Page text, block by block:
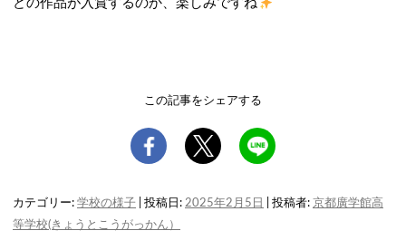
どの作品が入賞するのか、楽しみですね
この記事をシェアする
カテゴリー: 学校の様子 | 投稿日: 2025年2月5日 投稿者: 京都廣学館高
等学校(きょうとこうがっかん）